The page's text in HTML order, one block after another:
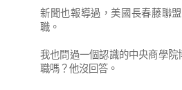
新聞也報導過，美國長春藤聯
職。
我也問過一個認識的中央商學
職嗎？他沒回答。